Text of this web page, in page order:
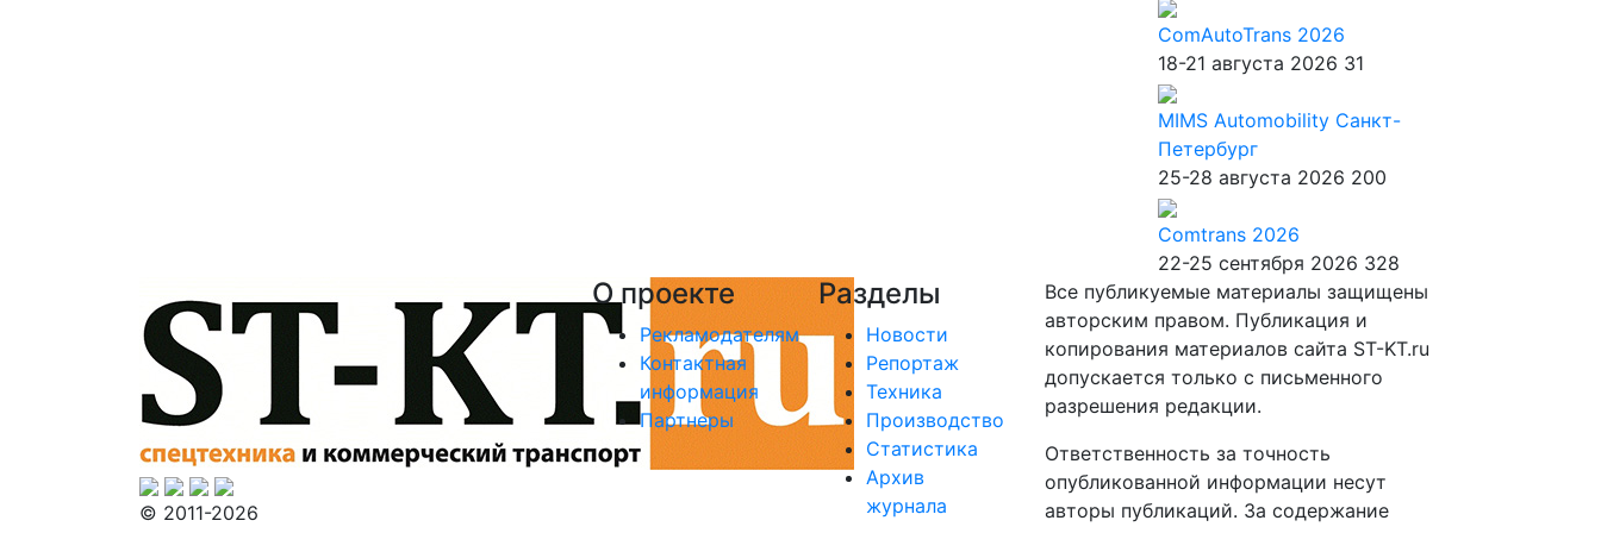
ComAutoTrans 2026
18-21 августа 2026 31
MIMS Automobility Санкт-
Петербург
25-28 августа 2026 200
Comtrans 2026
22-25 сентября 2026 328
© 2011-2026
О проекте
Рекламодателям
Контактная
информация
Партнеры
Разделы
Новости
Репортаж
Техника
Производство
Статистика
Архив
журнала
Все публикуемые материалы защищены
авторским правом. Публикация и
копирования материалов сайта ST-KT.ru
допускается только с письменного
разрешения редакции.
Ответственность за точность
опубликованной информации несут
авторы публикаций. За содержание